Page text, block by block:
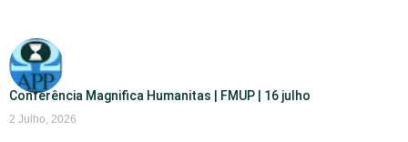
Conferência Magnifica Humanitas | FMUP | 16 julho
2 Julho, 2026